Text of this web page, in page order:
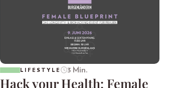
LIFESTYLE 3 Min.
Hack your Health: Female